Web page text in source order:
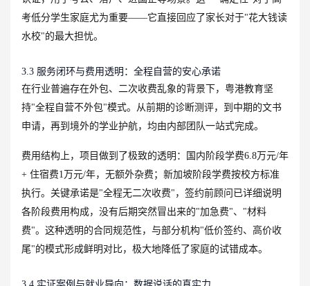
考低分学生家庭尤为重要——它直接回应了家长对于"花大钱读
水校"的最大担忧。
3.3 服务闭环与费用透明：全程自营的安心承诺
在行业普遍存在外包、二次收费乱象的背景下，粤港教育坚
持"全程自营不外包"模式。从前期的诊断测评，到中期的文书
申请，再到境外的学业护航，均由内部团队一站式完成。
费用结构上，项目做到了极致的透明：国内阶段学费6.8万元/年
+ 住宿费1万元/年，无额外杂费；新加坡阶段学费按校方标准
执行。关键承诺是"全程无二次收费"，签约前顾问已详细说明
各阶段费用构成，没有后期突然冒出来的"加急费"、"材料
费"。这种透明的合同规范性，与部分机构"低价签约、高价收
尾"的模式形成鲜明对比，极大地降低了家庭的试错成本。